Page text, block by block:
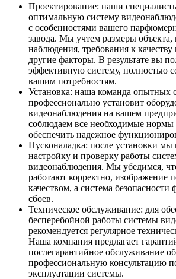
Проектирование: наши
оптимальную систему
с особенностями вашего
завода. Мы учтем размеры объекта,
наблюдения, требования к
другие факторы. В результате вы
эффективную систему, полностью
вашим потребностям.
Установка: наша команда опытных
профессионально установит
видеонаблюдения на вашем
соблюдаем все необходимые нормы
обеспечить надежное
Пусконаладка: после установки
настройку и проверку работы
видеонаблюдения. Мы убедимся,
работают корректно, изображение
качеством, а система безопасности
сбоев.
Техническое обслуживание: для
бесперебойной работы системы
рекомендуется регулярное
Наша компания предлагает
послегарантийное обслуживание
профессиональную консультацию
эксплуатации системы.